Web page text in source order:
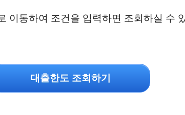
이동하여 조건을 입력하면 조회하실 수
대출한도 조회하기